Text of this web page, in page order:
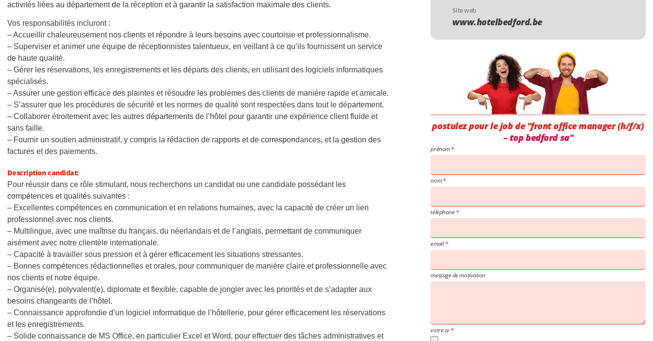
activités liées au département de la réception et à garantir la satisfaction maximale des clients.
Vos responsabilités incluront :
– Accueillir chaleureusement nos clients et répondre à leurs besoins avec courtoisie et professionnalisme.
– Superviser et animer une équipe de réceptionnistes talentueux, en veillant à ce qu’ils fournissent un service
de haute qualité.
– Gérer les réservations, les enregistrements et les départs des clients, en utilisant des logiciels informatiques
spécialisés.
– Assurer une gestion efficace des plaintes et résoudre les problèmes des clients de manière rapide et amicale.
– S’assurer que les procédures de sécurité et les normes de qualité sont respectées dans tout le département.
– Collaborer étroitement avec les autres départements de l’hôtel pour garantir une expérience client fluide et
sans faille.
– Fournir un soutien administratif, y compris la rédaction de rapports et de correspondances, et la gestion des
factures et des paiements.
Description candidat:
Pour réussir dans ce rôle stimulant, nous recherchons un candidat ou une candidate possédant les
compétences et qualités suivantes :
– Excellentes compétences en communication et en relations humaines, avec la capacité de créer un lien
professionnel avec nos clients.
– Multilingue, avec une maîtrise du français, du néerlandais et de l’anglais, permettant de communiquer
aisément avec notre clientèle internationale.
– Capacité à travailler sous pression et à gérer efficacement les situations stressantes.
– Bonnes compétences rédactionnelles et orales, pour communiquer de manière claire et professionnelle avec
nos clients et notre équipe.
– Organisé(e), polyvalent(e), diplomate et flexible, capable de jongler avec les priorités et de s’adapter aux
besoins changeants de l’hôtel.
– Connaissance approfondie d’un logiciel informatique de l’hôtellerie, pour gérer efficacement les réservations
et les enregistrements.
– Solide connaissance de MS Office, en particulier Excel et Word, pour effectuer des tâches administratives et
Site web
www.hotelbedford.be
postulez pour le job de "front office manager (h/f/x)
– top bedford sa"
prénom
nom
téléphone
email
message de motivation
votre cv